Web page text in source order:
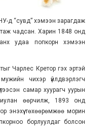
д “сувд” хэмээн зарагдаж
чадсан. Харин 1848 онд
удаа попкорн хэмээн
Чарлес Кретор гэх эртэй
чихэр үйлдвэрлэгч
самар хуурагч уурын
өөрчилж, 1893 онд
энэхүү төхөөрөмжөө морин
борлуулдаг болсон